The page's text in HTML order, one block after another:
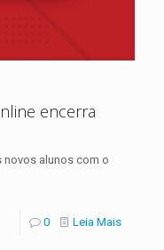
encerra
novos alunos com o
0 Leia Mais